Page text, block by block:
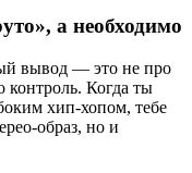
а необходимо
вывод — это не про
Когда ты
хип-хопом, тебе
образ, но и